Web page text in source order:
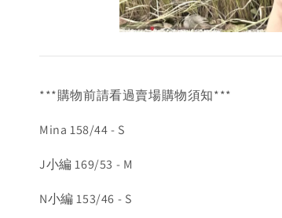
***購物前請看過賣場購物須知***
Mina 158/44 - S
J小編 169/53 - M
N小編 153/46 - S